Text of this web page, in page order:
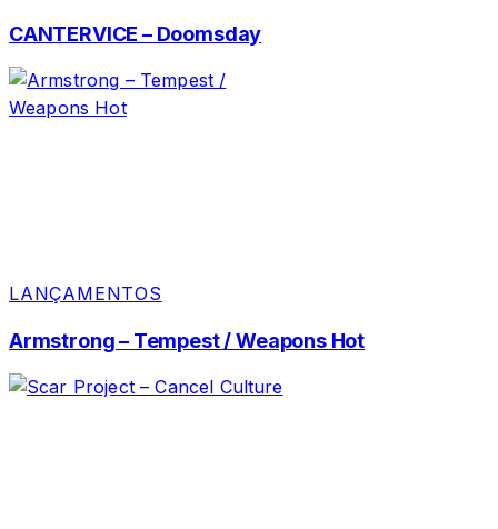
CANTERVICE – Doomsday
LANÇAMENTOS
Armstrong – Tempest / Weapons Hot